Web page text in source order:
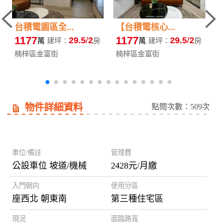
台積電園區全...
1177萬 建坪： 29.5 2房
楠梓區金富街
【台積電核心...
1177萬 建坪： 29.5 2房
楠梓區金富街
物件詳細資料 點閱次數：509次
車位/備註
公設車位 坡道/機械
管理費
2428元/月繳
入門朝向
座西北 朝東南
使用分區
第三種住宅區
現況 面臨路寬